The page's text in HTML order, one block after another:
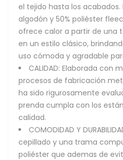
el tejido hasta los acabados.
algodón y 50% poliéster
ofrece calor a partir de una
en un estilo clásico,
uso cómoda y agradable
CALIDAD: Elaborada con
procesos de fabricación
ha sido rigurosamente
prenda cumpla con los
calidad.
COMODIDAD Y
cepillado y una trama
poliéster que ademas de